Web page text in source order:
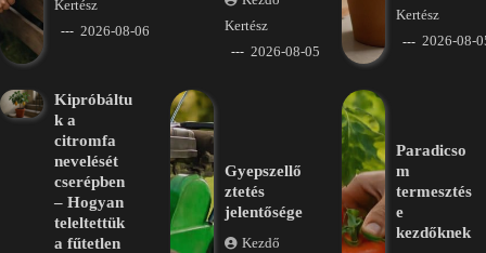
Kertész
2026-08-06
Kertész
2026-08-05
Kertész
2026-08-
Kipróbáltu
k a
citromfa
nevelését
cserépben
– Hogyan
teleltettük
a fűtetlen
Gyepszellő
ztetés
jelentősége
Kezdő
Paradicso
m
termesztés
e
kezdőknek